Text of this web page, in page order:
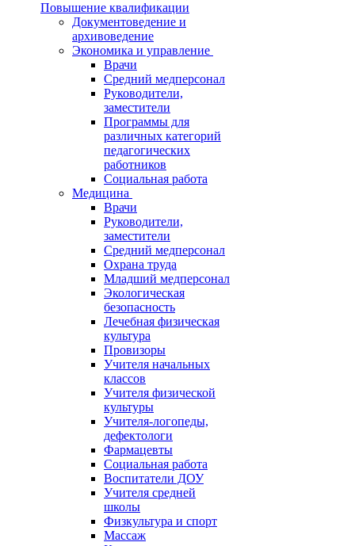
Повышение квалификации
Документоведение и
архивоведение
Экономика и управление
Врачи
Средний медперсонал
Руководители,
заместители
Программы для
различных категорий
педагогических
работников
Социальная работа
Медицина
Врачи
Руководители,
заместители
Средний медперсонал
Охрана труда
Младший медперсонал
Экологическая
безопасность
Лечебная физическая
культура
Провизоры
Учителя начальных
классов
Учителя физической
культуры
Учителя-логопеды,
дефектологи
Фармацевты
Социальная работа
Воспитатели ДОУ
Учителя средней
школы
Физкультура и спорт
Массаж